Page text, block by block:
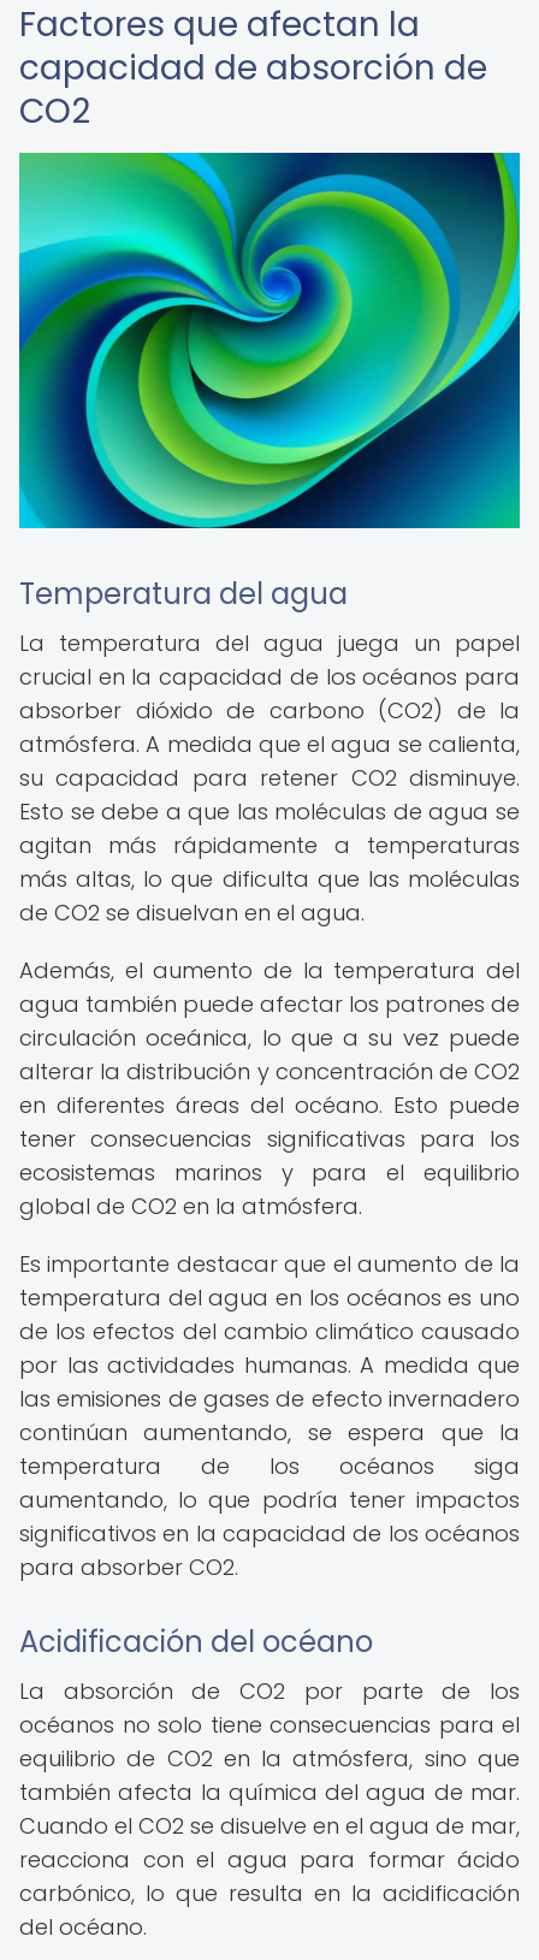
Factores que afectan la
capacidad de absorción de
CO2
Temperatura del agua
La temperatura del agua juega un papel
crucial en la capacidad de los océanos para
absorber dióxido de carbono (CO2) de la
atmósfera. A medida que el agua se calienta,
su capacidad para retener CO2 disminuye.
Esto se debe a que las moléculas de agua se
agitan más rápidamente a temperaturas
más altas, lo que dificulta que las moléculas
de CO2 se disuelvan en el agua.
Además, el aumento de la temperatura del
agua también puede afectar los patrones de
circulación oceánica, lo que a su vez puede
alterar la distribución y concentración de CO2
en diferentes áreas del océano. Esto puede
tener consecuencias significativas para los
ecosistemas marinos y para el equilibrio
global de CO2 en la atmósfera.
Es importante destacar que el aumento de la
temperatura del agua en los océanos es uno
de los efectos del cambio climático causado
por las actividades humanas. A medida que
las emisiones de gases de efecto invernadero
continúan aumentando, se espera que la
temperatura de los océanos siga
aumentando, lo que podría tener impactos
significativos en la capacidad de los océanos
para absorber CO2.
Acidificación del océano
La absorción de CO2 por parte de los
océanos no solo tiene consecuencias para el
equilibrio de CO2 en la atmósfera, sino que
también afecta la química del agua de mar.
Cuando el CO2 se disuelve en el agua de mar,
reacciona con el agua para formar ácido
carbónico, lo que resulta en la acidificación
del océano.